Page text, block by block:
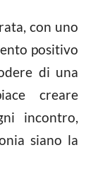
con uno
positivo
di una
creare
incontro,
siano la